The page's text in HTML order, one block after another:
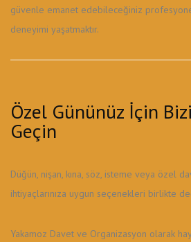
güvenle emanet edebileceğiniz
deneyimi yaşatmaktır.
Özel Gününüz İçin
Geçin
Düğün, nişan, kına, söz, isteme veya özel
ihtiyaçlarınıza uygun seçenekleri birlikte
Yakamoz Davet ve Organizasyon olarak